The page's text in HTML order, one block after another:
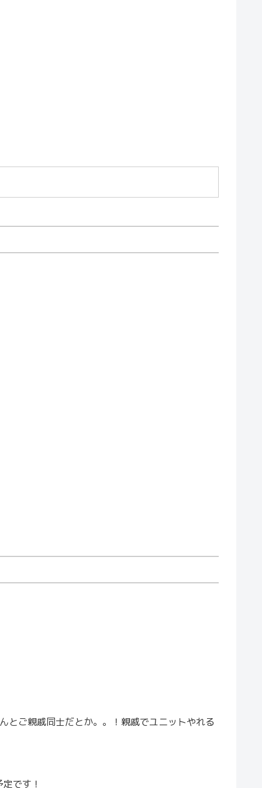
とご親戚同士だとか。。！親戚でユニットやれる
です！